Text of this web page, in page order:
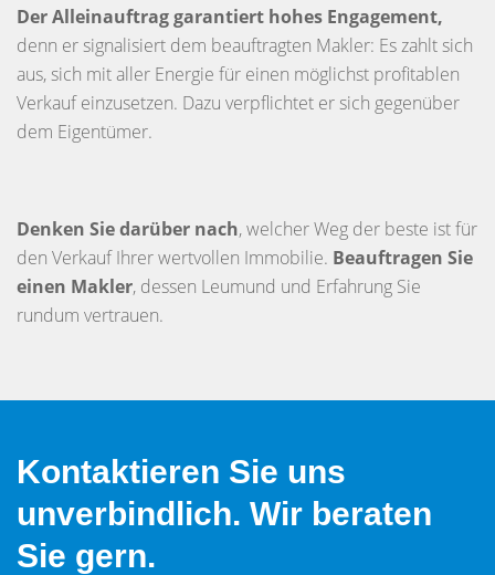
Der Alleinauftrag garantiert hohes Engagement,
denn er signalisiert dem beauftragten Makler: Es zahlt sich
aus, sich mit aller Energie für einen möglichst profitablen
Verkauf einzusetzen. Dazu verpflichtet er sich gegenüber
dem Eigentümer.
Denken Sie darüber nach, welcher Weg der beste ist für
den Verkauf Ihrer wertvollen Immobilie. Beauftragen Sie
einen Makler, dessen Leumund und Erfahrung Sie
rundum vertrauen.
Kontaktieren Sie uns
unverbindlich. Wir beraten
Sie gern.